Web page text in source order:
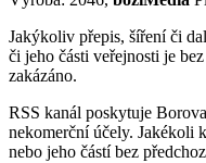
Jakýkoliv přepis, šíření či
či jeho části veřejnosti je
zakázáno.
RSS kanál poskytuje
nekomerční účely. Jakékoli
nebo jeho částí bez